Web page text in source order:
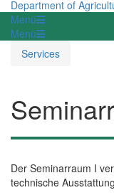
Department of
Menü
Menü
Services
Der Seminarraum I
technische